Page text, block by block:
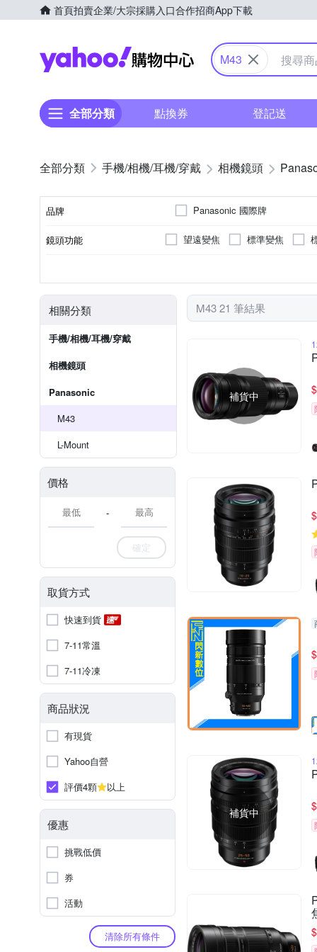
首頁拍賣企業/大宗採購入口合作招商App下載
Yahoo購物中心
M43
全部分類 點換券 登記送
手機/相機/耳機/穿戴 相機鏡頭
品牌 Panasonic 國際牌
鏡頭功能 望遠變焦 標準變焦
相關分類
手機/相機/耳機/穿戴
相機鏡頭
Panasonic
M43
L-Mount
價格
-
確定
取貨方式
快速到貨
7-11常溫
7-11冷凍
商品狀況
有現貨
Yahoo自營
評價4顆
以上
優惠
挑戰低價
券
活動
清除所有條件
M43 21 筆結果
補貨中 $
$
$
補貨中 $
$